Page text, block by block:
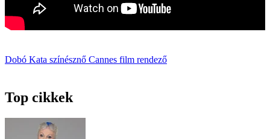
Dobó Kata színésznő Cannes film rendező
Top cikkek